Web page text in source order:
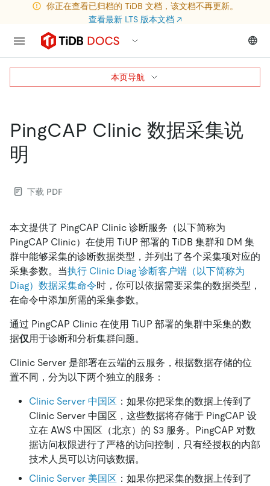
你正在查看已归档的 TiDB 文档，该文档不再更新。
查看最新 LTS 版本文档 ↗
PingCAP Clinic 数据采集说
明
下载 PDF
本文提供了 PingCAP Clinic 诊断服务（以下简称为
PingCAP Clinic）在使用 TiUP 部署的 TiDB 集群和 DM 集
群中能够采集的诊断数据类型，并列出了各个采集项对应的
采集参数。当执行 Clinic Diag 诊断客户端（以下简称为
Diag）数据采集命令时，你可以依据需要采集的数据类型，
在命令中添加所需的采集参数。
通过 PingCAP Clinic 在使用 TiUP 部署的集群中采集的数
据仅用于诊断和分析集群问题。
Clinic Server 是部署在云端的云服务，根据数据存储的位
置不同，分为以下两个独立的服务：
Clinic Server 中国区 ：如果你把采集的数据上传到了
Clinic Server 中国区，这些数据将存储于 PingCAP 设
立在 AWS 中国区（北京）的 S3 服务。PingCAP 对数
据访问权限进行了严格的访问控制，只有经授权的内部
技术人员可以访问该数据。
Clinic Server 美国区 ：如果你把采集的数据上传到了
本页导航